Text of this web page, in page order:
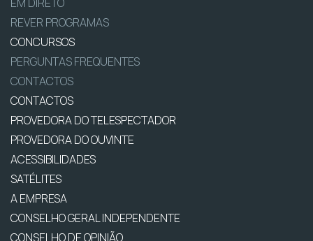
REVER PROGRAMAS
CONCURSOS
PERGUNTAS FREQUENTES
CONTACTOS
CONTACTOS
PROVEDORA DO TELESPECTADOR
PROVEDORA DO OUVINTE
ACESSIBILIDADES
SATÉLITES
A EMPRESA
CONSELHO GERAL INDEPENDENTE
CONSELHO DE OPINIÃO